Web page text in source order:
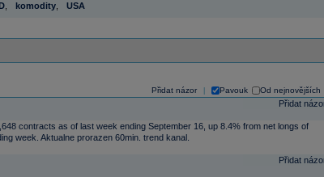
, komodity, USA
Přidat názor Pavouk Od nejnovějších
Přidat
contracts as of last week ending September 16, up 8.4% from net longs of
week. Aktualne prorazen 60min. trend kanal.
Přidat